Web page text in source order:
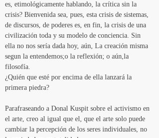
es, etimológicamente hablando, la crítica sin la
crisis? Bienvenida sea, pues, esta crisis de sistemas,
de discursos, de poderes es, en fin, la crisis de una
civilización toda y su modelo de conciencia. Sin
ella no nos sería dada hoy, aún, La creación misma
segun la entendemos;o la reflexión; o aún,la
filosofía.
¿Quién que esté por encima de ella lanzará la
primera piedra?
Parafraseando a Donal Kuspit sobre el activismo en
el arte, creo al igual que el, que el arte solo puede
cambiar la percepción de los seres individuales, no